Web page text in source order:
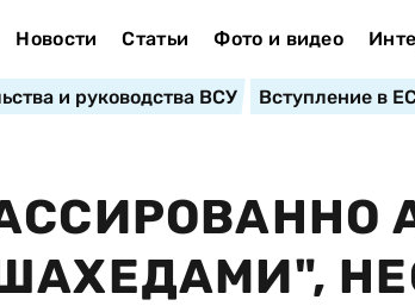
Новости Статьи Фото и видео
и руководства ВСУ Вступление в